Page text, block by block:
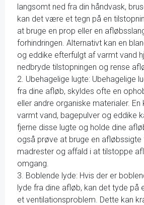
langsomt ned fra din håndvask,
kan det være et tegn på en
at bruge en prop eller en
forhindringen. Alternativt kan en
og eddike efterfulgt af varmt vand
nedbryde tilstopningen og rense
2. Ubehagelige lugte: Ubehagelige
fra dine afløb, skyldes ofte en
eller andre organiske materialer.
varmt vand, bagepulver og eddike
fjerne disse lugte og holde dine
også prøve at bruge en afløbssigte
madrester og affald i at tilstoppe
omgang.
3. Boblende lyde: Hvis der er
lyde fra dine afløb, kan det tyde på
et ventilationsproblem. Dette kan